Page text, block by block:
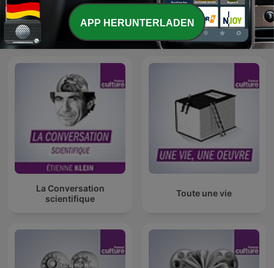
La Méthode scientifique
Les Nuits de France
Culture
La Conversation
scientifique
Toute une vie
APP HERUNTERLADEN